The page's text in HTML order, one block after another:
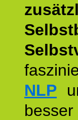
NLP